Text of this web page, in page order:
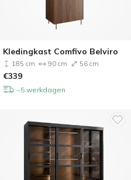
Kledingkast Comfivo Belviro
185 cm 90 cm 56 cm
€339
~5 werkdagen